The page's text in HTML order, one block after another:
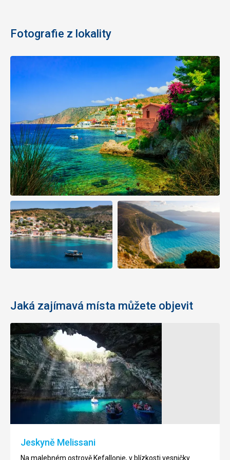
Fotografie z lokality
Jaká zajímavá místa můžete objevit
Jeskyně Melissani
Na malebném ostrově Kefallonie, v blízkosti vesničky